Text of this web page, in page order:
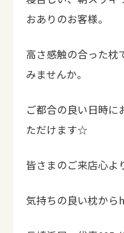
おありのお客様。
高さ感触の合った枕
みませんか。
ご都合の良い日時に
ただけます☆
皆さまのご来店心よ
気持ちの良い枕から